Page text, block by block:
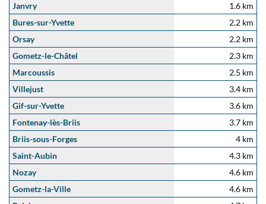
Janvry
1.6 km
Bures-sur-Yvette
2.2 km
Orsay
2.2 km
Gometz-le-Châtel
2.3 km
Marcoussis
2.5 km
Villejust
3.4 km
Gif-sur-Yvette
3.6 km
Fontenay-lès-Briis
3.7 km
Briis-sous-Forges
4 km
Saint-Aubin
4.3 km
Nozay
4.6 km
Gometz-la-Ville
4.6 km